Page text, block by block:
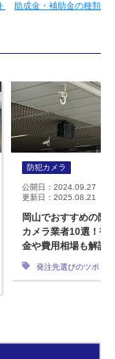
助成金・補助金の種類
防犯カメラ
公開日：2024.09.27 最
更新日：2025.08.21
岡山でおすすめの防
カメラ業者10選！補
金や費用相場も解説
発注先選びのツボ